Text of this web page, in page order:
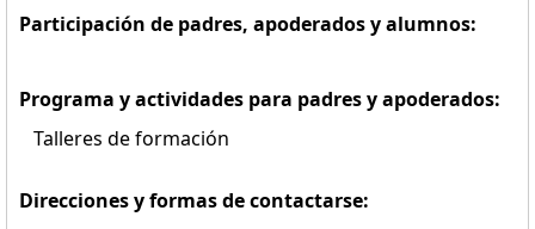
Participación de padres, apoderados y alumnos:
Programa y actividades para padres y apoderados:
Talleres de formación
Direcciones y formas de contactarse: